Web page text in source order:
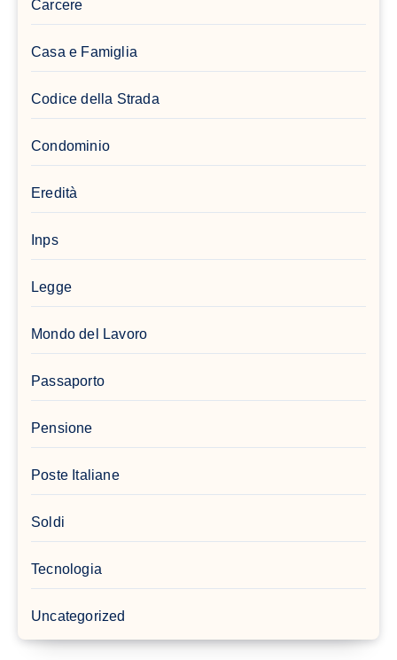
Carcere
Casa e Famiglia
Codice della Strada
Condominio
Eredità
Inps
Legge
Mondo del Lavoro
Passaporto
Pensione
Poste Italiane
Soldi
Tecnologia
Uncategorized